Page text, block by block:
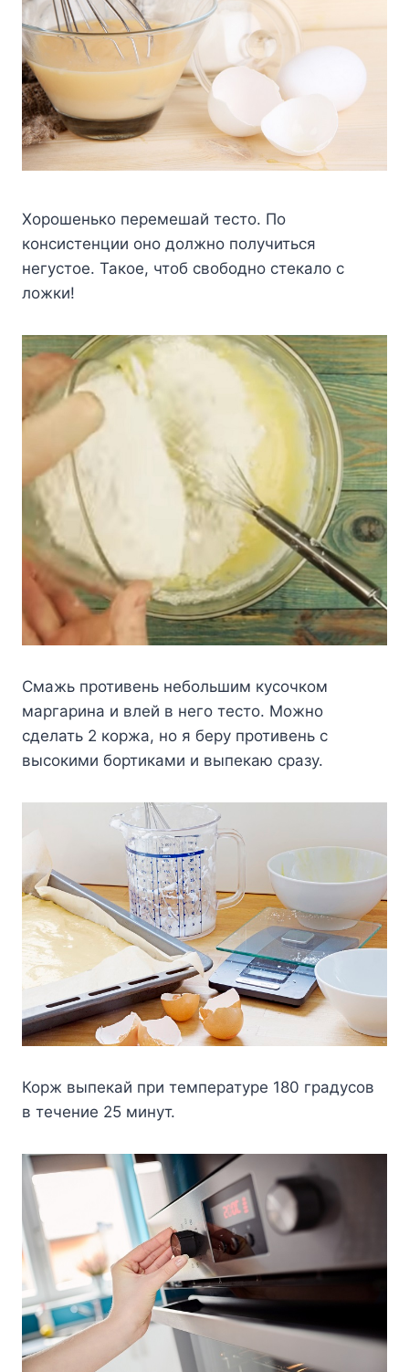
Хорошенько перемешай тесто. По
консистенции оно должно получиться
негустое. Такое, чтоб свободно стекало с
ложки!
Смажь противень небольшим кусочком
маргарина и влей в него тесто. Можно
сделать 2 коржа, но я беру противень с
высокими бортиками и выпекаю сразу.
Корж выпекай при температуре 180 градусов
в течение 25 минут.